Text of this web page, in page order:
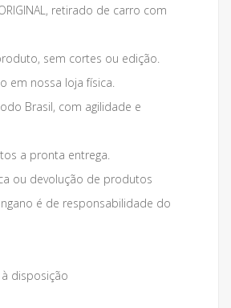
retirado de carro com
sem cortes ou edição.
em nossa loja física.
Brasil, com agilidade e
a pronta entrega.
ou devolução de produtos
é de responsabilidade do
disposição